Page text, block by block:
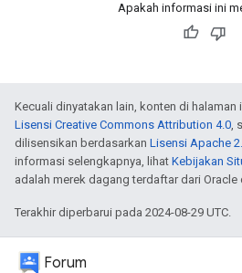
Apakah informasi ini
Kecuali dinyatakan lain, konten di
Lisensi Creative Commons Attribution 4.0,
dilisensikan berdasarkan Lisensi Apache
informasi selengkapnya, lihat Kebijakan
adalah merek dagang terdaftar dari
Terakhir diperbarui pada 2024-08-29 UTC.
Forum